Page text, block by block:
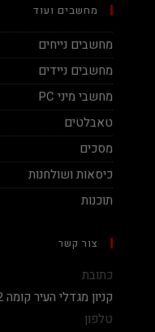
מחשבים ועוד
מחשבים נייחים
מחשבים ניידים
מחשבי מיני PC
טאבלטים
מסכים
כיסאות ושולחנות
תוכנות
צור קשר
כתובת
קניון מגדלי העיר קומה 2, שדרות יעקב 50, ראשון לציון.
טלפון